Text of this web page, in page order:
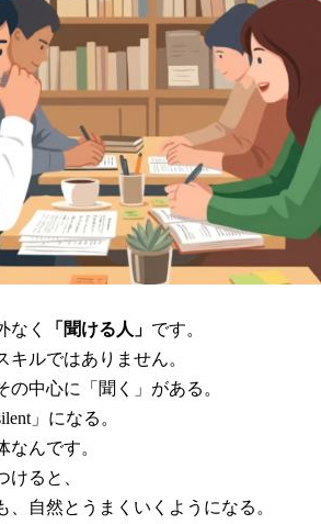
なく 「聞ける人」 です。
ルではありません。
中心に「聞く」がある。
」になる。
んです。
ると、
自然とうまくいくようになる。